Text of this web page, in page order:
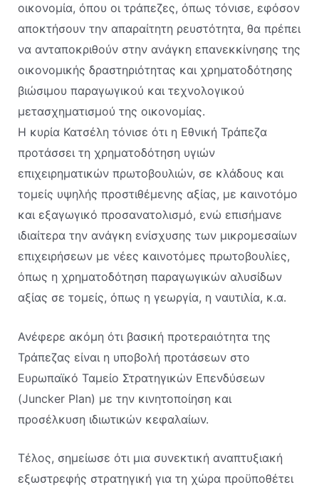
οικονομία, όπου οι τράπεζες, όπως τόνισε, εφόσον
αποκτήσουν την απαραίτητη ρευστότητα, θα πρέπει
να ανταποκριθούν στην ανάγκη επανεκκίνησης της
οικονομικής δραστηριότητας και χρηματοδότησης
βιώσιμου παραγωγικού και τεχνολογικού
μετασχηματισμού της οικονομίας.
Η κυρία Κατσέλη τόνισε ότι η Εθνική Τράπεζα
προτάσσει τη χρηματοδότηση υγιών
επιχειρηματικών πρωτοβουλιών, σε κλάδους και
τομείς υψηλής προστιθέμενης αξίας, με καινοτόμο
και εξαγωγικό προσανατολισμό, ενώ επισήμανε
ιδιαίτερα την ανάγκη ενίσχυσης των μικρομεσαίων
επιχειρήσεων με νέες καινοτόμες πρωτοβουλίες,
όπως η χρηματοδότηση παραγωγικών αλυσίδων
αξίας σε τομείς, όπως η γεωργία, η ναυτιλία, κ.α.
Ανέφερε ακόμη ότι βασική προτεραιότητα της
Τράπεζας είναι η υποβολή προτάσεων στο
Ευρωπαϊκό Ταμείο Στρατηγικών Επενδύσεων
(Juncker Plan) με την κινητοποίηση και
προσέλκυση ιδιωτικών κεφαλαίων.
Τέλος, σημείωσε ότι μια συνεκτική αναπτυξιακή
εξωστρεφής στρατηγική για τη χώρα προϋποθέτει